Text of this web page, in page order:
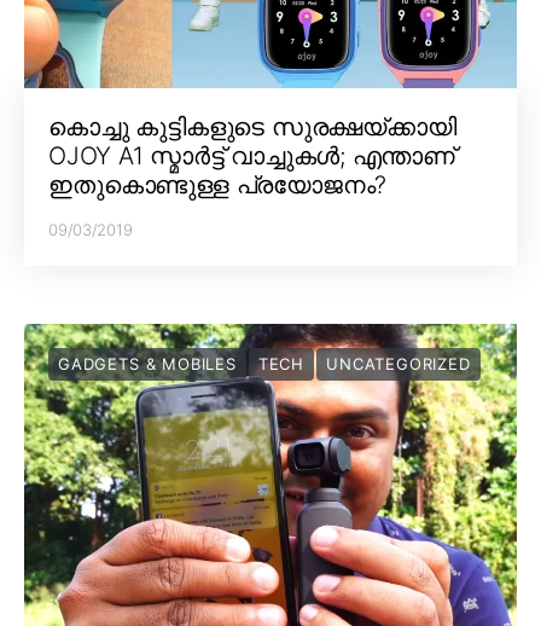
കൊച്ചു കുട്ടികളുടെ സുരക്ഷയ്ക്കായി
OJOY A1 സ്മാർട്ട് വാച്ചുകൾ; എന്താണ്
ഇതുകൊണ്ടുള്ള പ്രയോജനം?
09/03/2019
GADGETS & MOBILES TECH UNCATEGORIZED